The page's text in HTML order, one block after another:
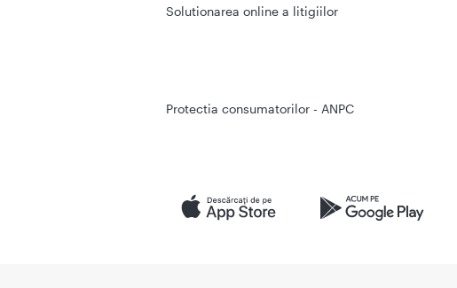
Solutionarea online a litigiilor
Protectia consumatorilor - ANPC